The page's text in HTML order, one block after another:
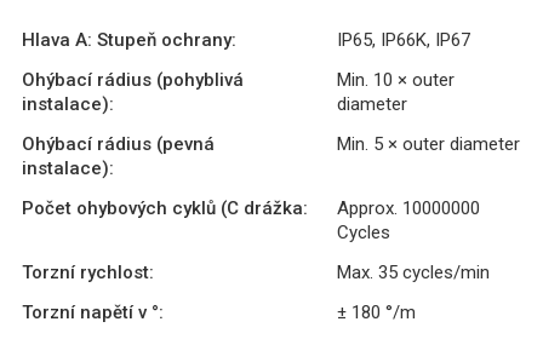
Hlava A: Stupeň ochrany:
IP65, IP66K, IP67
Ohýbací rádius (pohyblivá
instalace):
Min. 10 × outer
diameter
Ohýbací rádius (pevná
instalace):
Min. 5 × outer diameter
Počet ohybových cyklů (C drážka:
Approx. 10000000
Cycles
Torzní rychlost:
Max. 35 cycles/min
Torzní napětí v °:
± 180 °/m